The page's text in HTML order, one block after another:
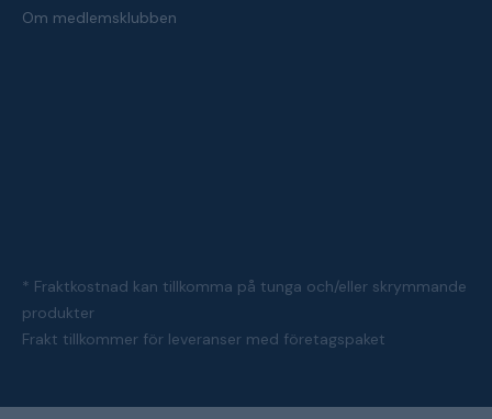
Om medlemsklubben
* Fraktkostnad kan tillkomma på tunga och/eller skrymmande
produkter
Frakt tillkommer för leveranser med företagspaket